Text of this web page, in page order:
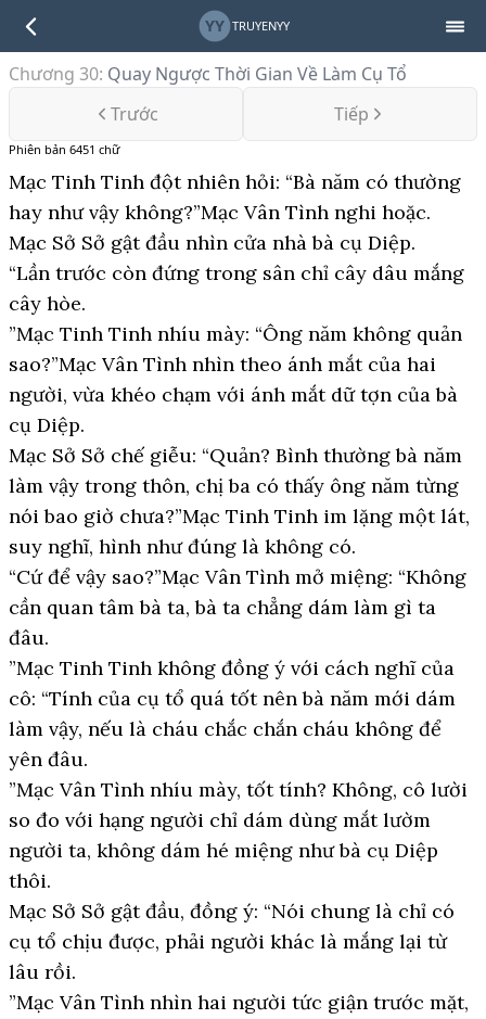
YY TRUYENYY
Chương 30: Quay Ngược Thời Gian Về Làm Cụ Tổ
Trước
Tiếp
Phiên bản 6451 chữ
Mạc Tinh Tinh đột nhiên hỏi: “Bà năm có thường
hay như vậy không?”Mạc Vân Tình nghi hoặc.
Mạc Sở Sở gật đầu nhìn cửa nhà bà cụ Diệp.
“Lần trước còn đứng trong sân chỉ cây dâu mắng
cây hòe.
”Mạc Tinh Tinh nhíu mày: “Ông năm không quản
sao?”Mạc Vân Tình nhìn theo ánh mắt của hai
người, vừa khéo chạm với ánh mắt dữ tợn của bà
cụ Diệp.
Mạc Sở Sở chế giễu: “Quản? Bình thường bà năm
làm vậy trong thôn, chị ba có thấy ông năm từng
nói bao giờ chưa?”Mạc Tinh Tinh im lặng một lát,
suy nghĩ, hình như đúng là không có.
“Cứ để vậy sao?”Mạc Vân Tình mở miệng: “Không
cần quan tâm bà ta, bà ta chẳng dám làm gì ta
đâu.
”Mạc Tinh Tinh không đồng ý với cách nghĩ của
cô: “Tính của cụ tổ quá tốt nên bà năm mới dám
làm vậy, nếu là cháu chắc chắn cháu không để
yên đâu.
”Mạc Vân Tình nhíu mày, tốt tính? Không, cô lười
so đo với hạng người chỉ dám dùng mắt lườm
người ta, không dám hé miệng như bà cụ Diệp
thôi.
Mạc Sở Sở gật đầu, đồng ý: “Nói chung là chỉ có
cụ tổ chịu được, phải người khác là mắng lại từ
lâu rồi.
”Mạc Vân Tình nhìn hai người tức giận trước mặt,